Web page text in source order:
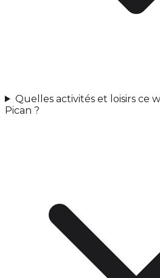
Quelles activités et loisirs ce
Pican ?